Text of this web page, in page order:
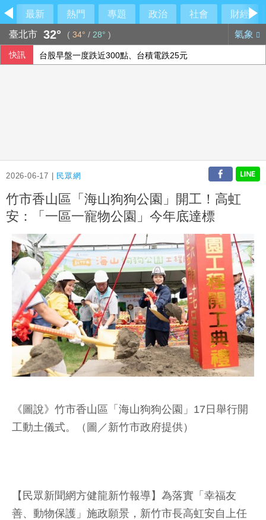
最新 熱門 專題 政治 社會
財經
臺北市 32° ( 34° / 28° ) 氣象
快訊 台股早盤一度跌近300點、台積電跌25元
2026-06-17 | 民眾網
竹市香山區「海山狗狗公園」開工！高虹
安：「一區一寵物公園」今年底達標
《圖說》竹市香山區「海山狗狗公園」17日舉行開
工動土儀式。（圖／新竹市政府提供）
【民眾新聞網方健龍新竹報導】為落實「幸福友
善、動物保護」施政願景，新竹市長高虹安自上任